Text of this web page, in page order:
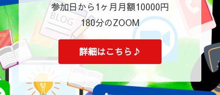
参加日から1ヶ月月額10000円
180分のZOOM
詳細はこちら♪